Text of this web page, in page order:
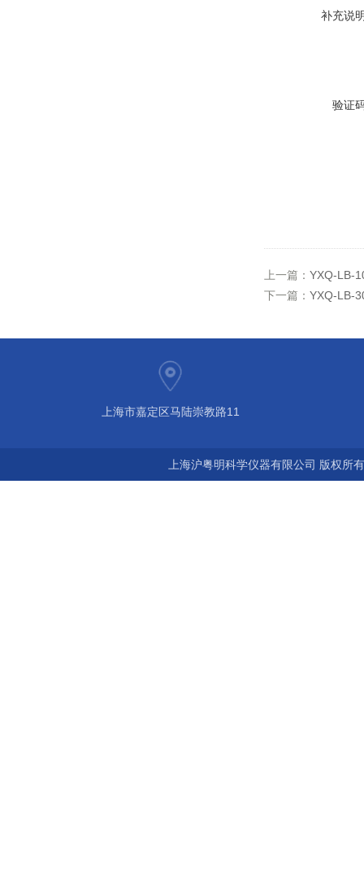
补充说
验证
上一篇： YXQ-LB-
下一篇： YXQ-LB-
上海市嘉定区马陆崇教路11
上海沪粤明科学仪器有限公司 版权所